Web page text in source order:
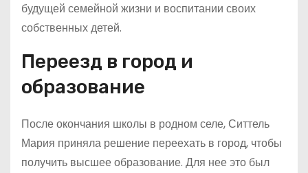
будущей семейной жизни и воспитании своих
собственных детей.
Переезд в город и
образование
После окончания школы в родном селе, Ситтель
Мария приняла решение переехать в город, чтобы
получить высшее образование. Для нее это был